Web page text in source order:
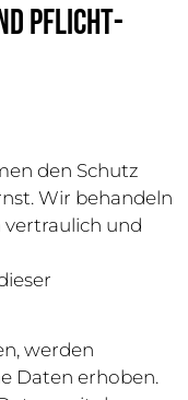
Pflicht­
den Schutz
Wir behandeln
und
werden
Daten erhoben.